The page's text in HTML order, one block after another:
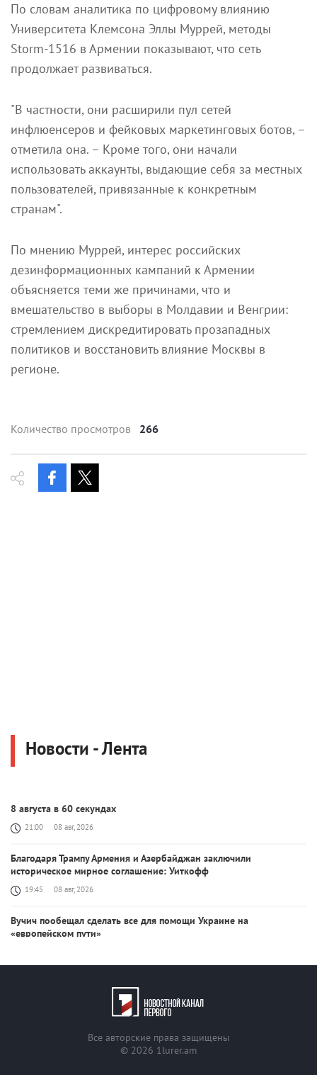
По словам аналитика по цифровому влиянию
Университета Клемсона Эллы Муррей, методы
Storm-1516 в Армении показывают, что сеть
продолжает развиваться.
"В частности, они расширили пул сетей
инфлюенсеров и фейковых маркетинговых ботов, –
отметила она. – Кроме того, они начали
использовать аккаунты, выдающие себя за местных
пользователей, привязанные к конкретным
странам".
По мнению Муррей, интерес российских
дезинформационных кампаний к Армении
объясняется теми же причинами, что и
вмешательство в выборы в Молдавии и Венгрии:
стремлением дискредитировать прозападных
политиков и восстановить влияние Москвы в
регионе.
Количество просмотров 266
Новости - Лента
8 августа в 60 секундах
21:00 08 авг, 2026
Благодаря Трампу Армения и Азербайджан заключили
историческое мирное соглашение: Уиткофф
19:45 08 авг, 2026
Вучич пообещал сделать все для помощи Украине на
«европейском пути»
Состоялся телефонный разговор Никола Пашиняна и Дональда
Все авторские права защищены
© 2026 1lurer.am